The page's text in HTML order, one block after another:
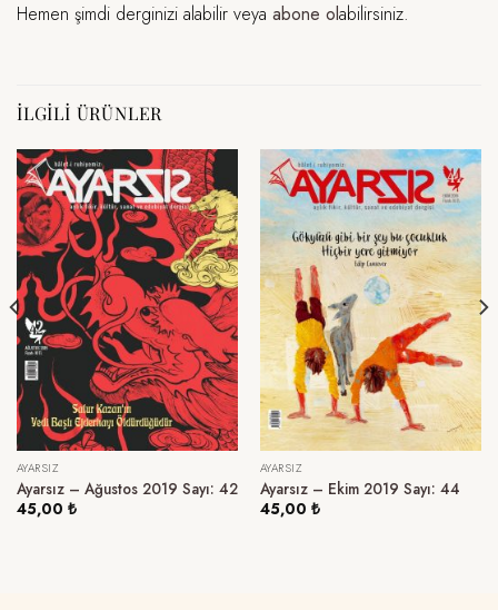
Hemen şimdi derginizi alabilir veya abone olabilirsiniz.
İLGILI ÜRÜNLER
AYARSIZ
Ayarsız – Ağustos 2019 Sayı: 42
45,00 ₺
AYARSIZ
Ayarsız – Ekim 2019 Sayı: 44
45,00 ₺